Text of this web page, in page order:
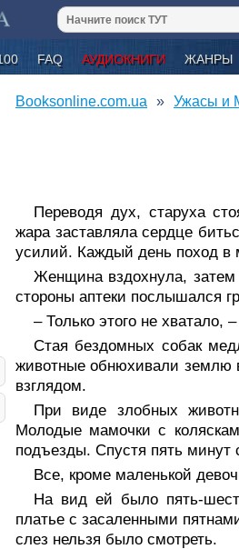
FAQ АУДИОКНИГИ ЖАНРЫ
Booksonline.com.ua Ужасы и
Переводя дух, старуха
жара заставляла сердце
усилий. Каждый день поход в
Женщина вздохнула,
стороны аптеки послышался
– Только этого не хватало,
Стая бездомных собак
животные обнюхивали землю
взглядом.
При виде злобных
Молодые мамочки с
подъезды. Спустя пять минут
Все, кроме маленькой
На вид ей было пять-
платье с засаленными
слез нельзя было смотреть.